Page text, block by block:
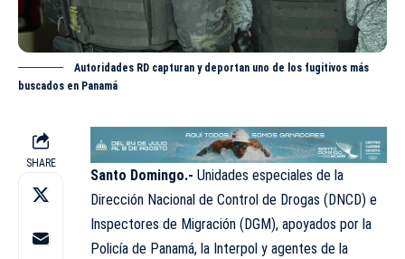
Autoridades RD capturan y deportan uno de los fugitivos más
buscados en Panamá
SHARE
Santo Domingo.- Unidades especiales de la
Dirección Nacional de Control de Drogas ( DNCD) e
Inspectores de Migración ( DGM), apoyados por la
Policía de Panamá, la Interpol y agentes de la